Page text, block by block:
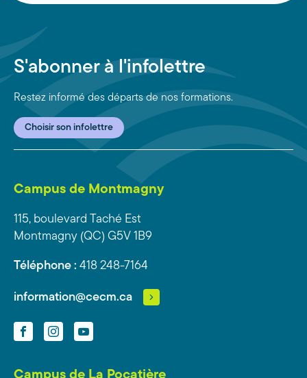
S'abonner à l'infolettre
Restez informé des départs de nos formations.
Choisir son infolettre
Campus de Montmagny
115, boulevard Taché Est
Montmagny (QC) G5V 1B9
Téléphone : 418 248-7164
information@cecm.ca
FacebookInstagramYouTube
Campus de La Pocatière